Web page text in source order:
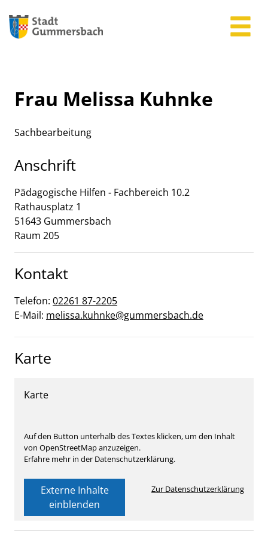
Frau Melissa Kuhnke
Sachbearbeitung
Anschrift
Pädagogische Hilfen - Fachbereich 10.2
Rathausplatz 1
51643 Gummersbach
Raum 205
Kontakt
Telefon: 02261 87-2205
E-Mail: melissa.kuhnke@gummersbach.de
Karte
Karte
Auf den Button unterhalb des Textes klicken, um den Inhalt
von OpenStreetMap anzuzeigen.
Erfahre mehr in der Datenschutzerklärung.
Externe Inhalte
einblenden
Zur Datenschutzerklärung